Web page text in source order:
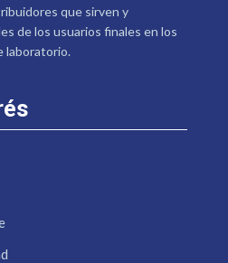
que sirven y
de los usuarios finales en los
laboratorio.